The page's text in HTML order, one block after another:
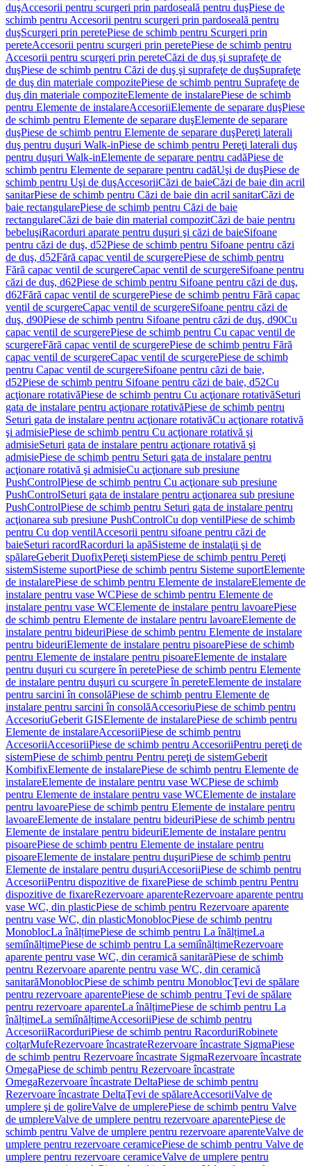
duşAccesorii pentru scurgeri prin pardoseală pentru duşPiese de
schimb pentru Accesorii pentru scurgeri prin pardoseală pentru
duşScurgeri prin peretePiese de schimb pentru Scurgeri prin
pereteAccesorii pentru scurgeri prin peretePiese de schimb pentru
Accesorii pentru scurgeri prin pereteCăzi de duş şi suprafeţe de
duşPiese de schimb pentru Căzi de duş şi suprafeţe de duşSuprafeţe
de duş din materiale compozitePiese de schimb pentru Suprafeţe de
duş din materiale compoziteElemente de instalarePiese de schimb
pentru Elemente de instalareAccesoriiElemente de separare duşPiese
de schimb pentru Elemente de separare duşElemente de separare
duşPiese de schimb pentru Elemente de separare duşPereţi laterali
duş pentru duşuri Walk-inPiese de schimb pentru Pereţi laterali duş
pentru duşuri Walk-inElemente de separare pentru cadăPiese de
schimb pentru Elemente de separare pentru cadăUşi de duşPiese de
schimb pentru Uşi de duşAccesoriiCăzi de baieCăzi de baie din acril
sanitarPiese de schimb pentru Căzi de baie din acril sanitarCăzi de
baie rectangularePiese de schimb pentru Căzi de baie
rectangulareCăzi de baie din material compozitCăzi de baie pentru
bebeluşiRacorduri aparate pentru duşuri şi căzi de baieSifoane
pentru căzi de duş, d52Piese de schimb pentru Sifoane pentru căzi
de duş, d52Fără capac ventil de scurgerePiese de schimb pentru
Fără capac ventil de scurgereCapac ventil de scurgereSifoane pentru
căzi de duş, d62Piese de schimb pentru Sifoane pentru căzi de duş,
d62Fără capac ventil de scurgerePiese de schimb pentru Fără capac
ventil de scurgereCapac ventil de scurgereSifoane pentru căzi de
duş, d90Piese de schimb pentru Sifoane pentru căzi de duş, d90Cu
capac ventil de scurgerePiese de schimb pentru Cu capac ventil de
scurgereFără capac ventil de scurgerePiese de schimb pentru Fără
capac ventil de scurgereCapac ventil de scurgerePiese de schimb
pentru Capac ventil de scurgereSifoane pentru căzi de baie,
d52Piese de schimb pentru Sifoane pentru căzi de baie, d52Cu
acţionare rotativăPiese de schimb pentru Cu acţionare rotativăSeturi
gata de instalare pentru acţionare rotativăPiese de schimb pentru
Seturi gata de instalare pentru acţionare rotativăCu acţionare rotativă
şi admisiePiese de schimb pentru Cu acţionare rotativă şi
admisieSeturi gata de instalare pentru acţionare rotativă şi
admisiePiese de schimb pentru Seturi gata de instalare pentru
acţionare rotativă şi admisieCu acţionare sub presiune
PushControlPiese de schimb pentru Cu acţionare sub presiune
PushControlSeturi gata de instalare pentru acţionarea sub presiune
PushControlPiese de schimb pentru Seturi gata de instalare pentru
acţionarea sub presiune PushControlCu dop ventilPiese de schimb
pentru Cu dop ventilAccesorii pentru sifoane pentru căzi de
baieSeturi racordRacorduri la apăSisteme de instalaţii şi de
spălareGeberit DuofixPereţi sistemPiese de schimb pentru Pereţi
sistemSisteme suportPiese de schimb pentru Sisteme suportElemente
de instalarePiese de schimb pentru Elemente de instalareElemente de
instalare pentru vase WCPiese de schimb pentru Elemente de
instalare pentru vase WCElemente de instalare pentru lavoarePiese
de schimb pentru Elemente de instalare pentru lavoareElemente de
instalare pentru bideuriPiese de schimb pentru Elemente de instalare
pentru bideuriElemente de instalare pentru pisoarePiese de schimb
pentru Elemente de instalare pentru pisoareElemente de instalare
pentru duşuri cu scurgere în peretePiese de schimb pentru Elemente
de instalare pentru duşuri cu scurgere în pereteElemente de instalare
pentru sarcini în consolăPiese de schimb pentru Elemente de
instalare pentru sarcini în consolăAccesoriuPiese de schimb pentru
AccesoriuGeberit GISElemente de instalarePiese de schimb pentru
Elemente de instalareAccesoriiPiese de schimb pentru
AccesoriiAccesoriiPiese de schimb pentru AccesoriiPentru pereţi de
sistemPiese de schimb pentru Pentru pereţi de sistemGeberit
KombifixElemente de instalarePiese de schimb pentru Elemente de
instalareElemente de instalare pentru vase WCPiese de schimb
pentru Elemente de instalare pentru vase WCElemente de instalare
pentru lavoarePiese de schimb pentru Elemente de instalare pentru
lavoareElemente de instalare pentru bideuriPiese de schimb pentru
Elemente de instalare pentru bideuriElemente de instalare pentru
pisoarePiese de schimb pentru Elemente de instalare pentru
pisoareElemente de instalare pentru duşuriPiese de schimb pentru
Elemente de instalare pentru duşuriAccesoriiPiese de schimb pentru
AccesoriiPentru dispozitive de fixarePiese de schimb pentru Pentru
dispozitive de fixareRezervoare aparenteRezervoare aparente pentru
vase WC, din plasticPiese de schimb pentru Rezervoare aparente
pentru vase WC, din plasticMonoblocPiese de schimb pentru
MonoblocLa înălțimePiese de schimb pentru La înălțimeLa
semiînălțimePiese de schimb pentru La semiînălțimeRezervoare
aparente pentru vase WC, din ceramică sanitarăPiese de schimb
pentru Rezervoare aparente pentru vase WC, din ceramică
sanitarăMonoblocPiese de schimb pentru MonoblocŢevi de spălare
pentru rezervoare aparentePiese de schimb pentru Ţevi de spălare
pentru rezervoare aparenteLa înălțimePiese de schimb pentru La
înălțimeLa semiînălțimeAccesoriiPiese de schimb pentru
AccesoriiRacorduriPiese de schimb pentru RacorduriRobinete
colţarMufeRezervoare încastrateRezervoare încastrate SigmaPiese
de schimb pentru Rezervoare încastrate SigmaRezervoare încastrate
OmegaPiese de schimb pentru Rezervoare încastrate
OmegaRezervoare încastrate DeltaPiese de schimb pentru
Rezervoare încastrate DeltaŢevi de spălareAccesoriiValve de
umplere şi de golireValve de umplerePiese de schimb pentru Valve
de umplereValve de umplere pentru rezervoare aparentePiese de
schimb pentru Valve de umplere pentru rezervoare aparenteValve de
umplere pentru rezervoare ceramicePiese de schimb pentru Valve de
umplere pentru rezervoare ceramiceValve de umplere pentru